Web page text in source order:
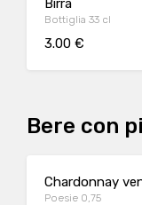
Birra
Bottiglia 33 cl
3.00 €
Bere con
Chardonnay
Poesie 0,75